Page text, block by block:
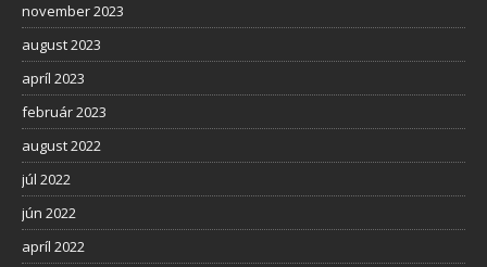
november 2023
august 2023
apríl 2023
február 2023
august 2022
júl 2022
jún 2022
apríl 2022